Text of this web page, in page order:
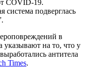
COVID-19.
система подверглась
в
указывают на то, что у
антитела
Times.